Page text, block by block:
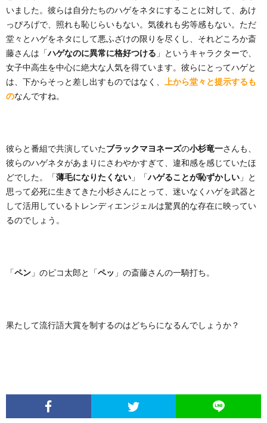
いました。彼らは自分たちのハゲをネタにすることに対して、あけ
っぴろげで、照れも恥じらいもない。気後れも劣等感もない。ただ
堂々とハゲをネタにして悪ふざけの限りを尽くし、それどころか斎
藤さんは「ハゲなのに異常に格好つける 」というキャラクターで、
女子中高生を中心に絶大な人気を得ています。彼らにとってハゲと
は、下からそっと差し出すものではなく、
上から堂々と提示するも
のなんですね。
彼らと番組で共演していたブラックマヨネーズの小杉竜一さんも、
彼らのハゲネタがあまりにさわやかすぎて、違和感を感じていたほ
どでした。「薄毛になりたくない 」「ハゲることが恥ずかしい 」と
思って必死に生きてきた小杉さんにとって、迷いなくハゲを武器と
して活用しているトレンディエンジェルは驚異的な存在に映ってい
るのでしょう。
「ペン 」のピコ太郎と「ペッ 」の斎藤さんの一騎打ち。
果たして流行語大賞を制するのはどちらになるんでしょうか？